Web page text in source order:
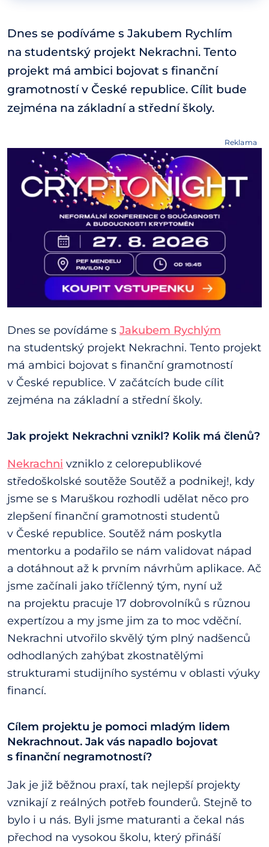
Dnes se podíváme s Jakubem Rychlím
na studentský projekt Nekrachni. Tento
projekt má ambici bojovat s finanční
gramotností v České republice. Cílit bude
zejména na základní a střední školy.
Reklama
Dnes se povídáme s Jakubem Rychlým
na studentský projekt Nekrachni. Tento projekt
má ambici bojovat s finanční gramotností
v České republice. V začátcích bude cílit
zejména na základní a střední školy.
Jak projekt Nekrachni vznikl? Kolik má členů?
Nekrachni vzniklo z celorepublikové
středoškolské soutěže Soutěž a podnikej!, kdy
jsme se s Maruškou rozhodli udělat něco pro
zlepšení finanční gramotnosti studentů
v České republice. Soutěž nám poskytla
mentorku a podařilo se nám validovat nápad
a dotáhnout až k prvním návrhům aplikace. Ač
jsme začínali jako tříčlenný tým, nyní už
na projektu pracuje 17 dobrovolníků s různou
expertízou a my jsme jim za to moc vděční.
Nekrachni utvořilo skvělý tým plný nadšenců
odhodlaných zahýbat zkostnatělými
strukturami studijního systému v oblasti výuky
financí.
Cílem projektu je pomoci mladým lidem
Nekrachnout. Jak vás napadlo bojovat
s finanční negramotností?
Jak je již běžnou praxí, tak nejlepší projekty
vznikají z reálných potřeb founderů. Stejně to
bylo i u nás. Byli jsme maturanti a čekal nás
přechod na vysokou školu, který přináší